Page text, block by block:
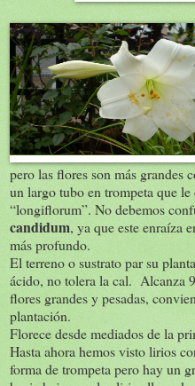
pero las flores son más grandes
un largo tubo en trompeta que
“longiflorum”. No debemos
candidum, ya que este enraíza
más profundo.
El terreno o sustrato par su
ácido, no tolera la cal. Alcanza
flores grandes y pesadas,
plantación.
Florece desde mediados de la
Hasta ahora hemos visto lirios
forma de trompeta pero hay un